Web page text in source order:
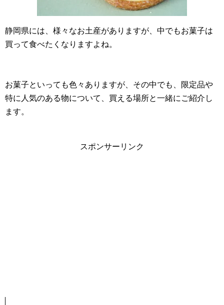
静岡県には、様々なお土産がありますが、中でもお菓子は
買って食べたくなりますよね。
お菓子といっても色々ありますが、その中でも、限定品や
特に人気のある物について、買える場所と一緒にご紹介し
ます。
スポンサーリンク